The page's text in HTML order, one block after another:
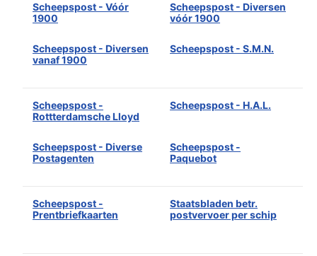
Scheepspost - Vóór
1900
Scheepspost - Diversen
vóór 1900
Scheepspost - Diversen
vanaf 1900
Scheepspost - S.M.N.
Scheepspost -
Rottterdamsche Lloyd
Scheepspost - H.A.L.
Scheepspost - Diverse
Postagenten
Scheepspost -
Paquebot
Scheepspost -
Prentbriefkaarten
Staatsbladen betr.
postvervoer per schip